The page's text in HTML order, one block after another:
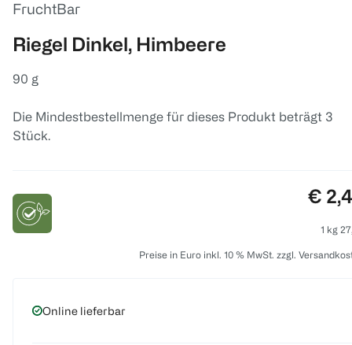
FruchtBar
Riegel Dinkel, Himbeere
90 g
Die Mindestbestellmenge für dieses Produkt beträgt 3
Stück.
€
1 kg
Preise in Euro inkl. 10 % MwSt. zzgl.
Online lieferbar